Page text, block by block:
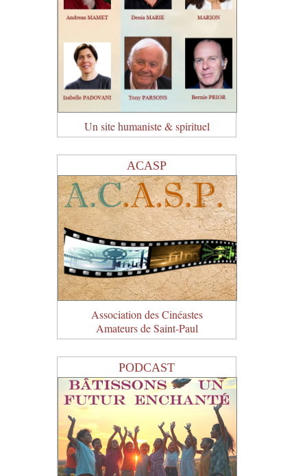
Un site humaniste & spirituel
ACASP
Association des Cinéastes
Amateurs de Saint-Paul
PODCAST